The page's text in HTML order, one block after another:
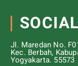
Jl. Maredan No.
Kec. Berbah,
Yogyakarta. 55573